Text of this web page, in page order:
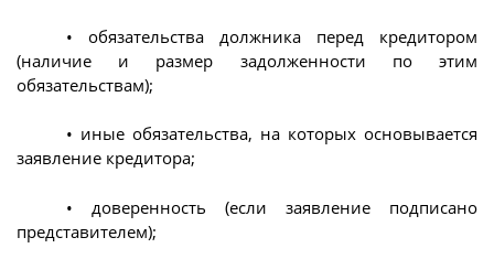
• обязательства должника перед кредитором
(наличие и размер задолженности по этим
обязательствам);
• иные обязательства, на которых основывается
заявление кредитора;
• доверенность (если заявление подписано
представителем);